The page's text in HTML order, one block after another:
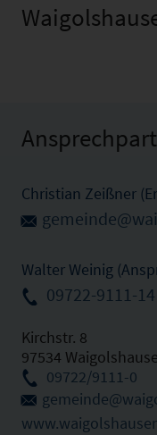
Christian Zeißner
Walter Weinig
09722-9111-14
Kirchstr. 8
97534
09722/9111-0